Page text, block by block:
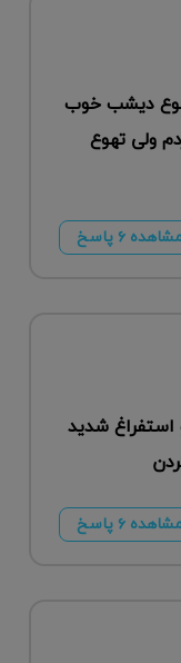
تهوع دیشب خوب
ولی تهوع
۶ پاسخ
شدید
۶ پاسخ